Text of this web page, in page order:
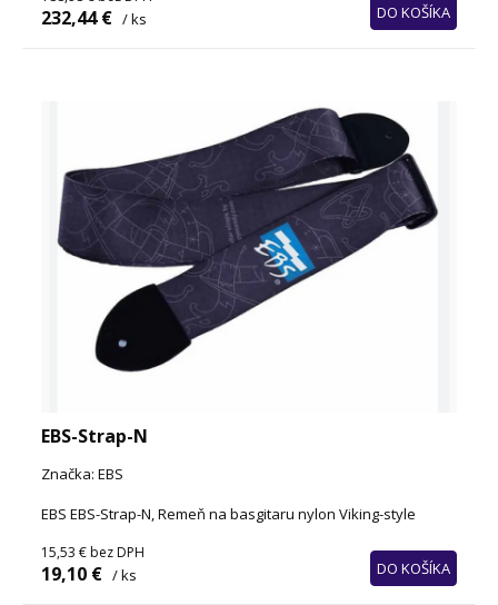
232,44 € / ks DO KOŠÍKA
EBS-Strap-N
Značka: EBS
EBS EBS-Strap-N, Remeň na basgitaru nylon Viking-style
15,53 € bez DPH
19,10 € / ks DO KOŠÍKA